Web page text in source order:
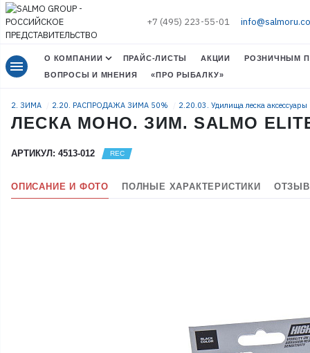
+7 (495) 223-55-01
menu О КОМПАНИИ ПРАЙС-ЛИСТЫ АКЦИИ
РОЗНИЧНЫМ
ВОПРОСЫ И МНЕНИЯ
«ПРО РЫБАЛКУ»
2. ЗИМА 2.20. РАСПРОДАЖА ЗИМА 50% 2.20.03. Удилища леска
ЛЕСКА МОНО. ЗИМ. SALMO ELITE
АРТИКУЛ: 4513-012
ОПИСАНИЕ И ФОТО ПОЛНЫЕ ХАРАКТЕРИСТИКИ